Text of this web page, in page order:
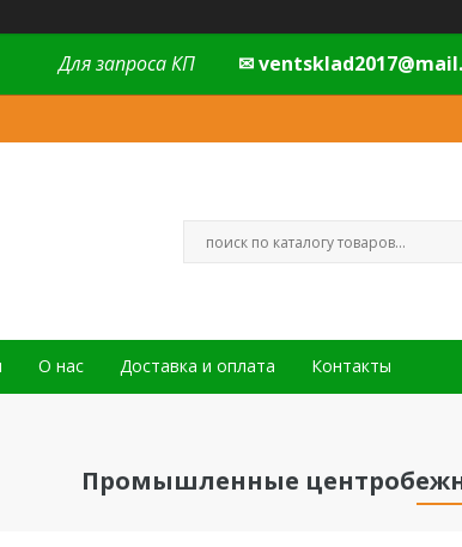
Для запроса КП ✉
О нас Доставка и оплата Контакты
Промышленные